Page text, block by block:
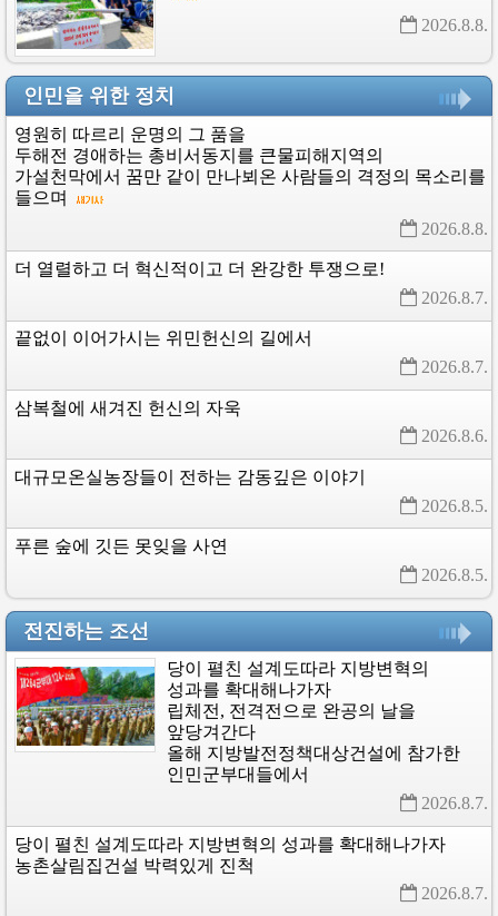
2026.8.8.
인민을 위한 정치
영원히 따르리 운명의 그 품을
두해전 경애하는 총비서동지를 큰물피해지역의
가설천막에서 꿈만 같이 만나뵈온 사람들의 격정의 목소리를
들으며
2026.8.8.
더 열렬하고 더 혁신적이고 더 완강한 투쟁으로!
2026.8.7.
끝없이 이어가시는 위민헌신의 길에서
2026.8.7.
삼복철에 새겨진 헌신의 자욱
2026.8.6.
대규모온실농장들이 전하는 감동깊은 이야기
2026.8.5.
푸른 숲에 깃든 못잊을 사연
2026.8.5.
전진하는 조선
당이 펼친 설계도따라 지방변혁의
성과를 확대해나가자
립체전, 전격전으로 완공의 날을
앞당겨간다
올해 지방발전정책대상건설에 참가한
인민군부대들에서
2026.8.7.
당이 펼친 설계도따라 지방변혁의 성과를 확대해나가자
농촌살림집건설 박력있게 진척
2026.8.7.